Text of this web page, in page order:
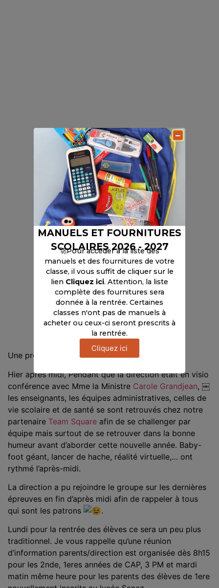
Une pre-rentrée pas comme les autres….
Hier après midi, Pendant que la direction était en visio
conférence avec Mme la Ministre Carole Grandjean, ￼
les enseignants, les équipes administratives, celles de
vie scolaire et de santé se sont retrouvés chez notre
partenaire Team Square afin de se challenger par
équipe mais surtout de se retrouver dans la bonne
humeur avant d’aborder cette nouvelle année. Baby-
foot géant, lancer de hache, réalité virtuelle,… ont
rythmé l’après-midi.
La direction a pu rejoindre le groupe sur les dernières
épreuves en fin d’après midi afin de rappeler à tous
qui sont les patrons
.
Lundi pour la rentrée des élèves ce sera un peu plus
traditionnel. Je vous rappelle qu’une réunion
d’information parents/direction est organisée dès 8h15
pour les 2nde, 1eres années de CAP, 3 PM et mardi
matin même heure pour les parents des élèves de 1ere
MANUELS ET FOURNITURES
SCOLAIRES 2026 - 2027
🚀Pour accéder à la liste des
manuels et des fournitures de votre
classe, il vous suffit de cliquer sur le
lien Cliquez ici. Attention, la liste
complète des fournitures sera
donnée à la rentrée. Certaines
classes n'ont pas de manuels à
acheter ou ceux-ci seront prescrits à
la rentrée.
Cliquez ici